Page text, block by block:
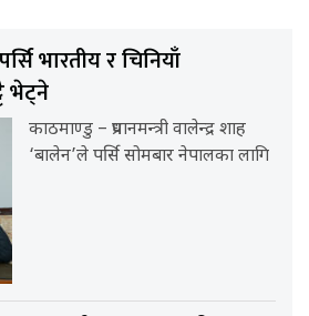
पर्सि भारतीय र चिनियाँ
भेट्ने
काठमाण्डु – प्रधानमन्त्री वालेन्द्र शाह
‘बालेन’ले पर्सि सोमबार नेपालका लागि